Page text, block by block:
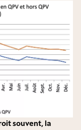
souvent, la